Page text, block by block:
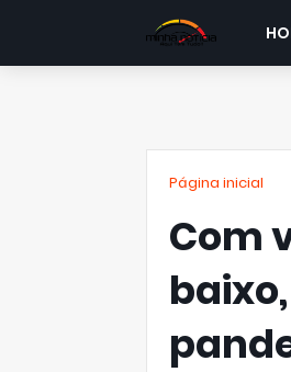
Página inicial
Com